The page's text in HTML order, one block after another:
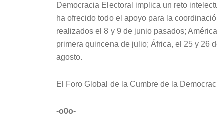
Democracia Electoral implica un reto
ha ofrecido todo el apoyo para la
realizados el 8 y 9 de junio pasados;
primera quincena de julio; África, el 25 y 26
agosto.
El Foro Global de la Cumbre de la
-o0o-